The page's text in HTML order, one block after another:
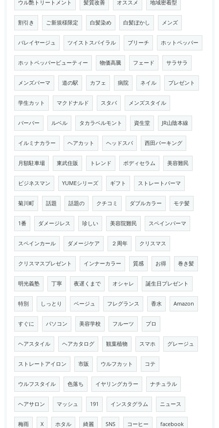
ウル艶トリートメント 髪質改善 オススメ 地域密着型
割引き ご新規様限定 白髪染め 白髪ぼかし メンズ
バレイヤージュ ツイストスパイラル ブリーチ ホットペッパー
ホットペッパービューティー 物価高騰 フェード サラサラ
メンズパーマ 道の駅 カフェ 病院 ネイル プレゼント
学生カット マクドナルド スタバ メンズスタイル
バーバー ルベル タカラベルモント 資生堂 JR山陰本線
イルミナカラー ヘアカット ヘッドスパ 西田パーキング
月額駐車場 東武住販 トレンド ボディセラム 美容難民
ビジネスマン YUMEシリーズ ギフト ストレートパーマ
菊川町 話題 話題の クチコミ ダブルカラー モテ髪
1番 ダメージレス 珍しい 美容院難民 スペインパーマ
スペインカール ダメージケア ２周年 クリスマス
クリスマスプレゼント インナーカラー 質感 お得 巻き髪
明光義塾 丁寧 夜遅くまで オシャレ 誕生日プレゼント
特別 しっとり ベージュ フレグランス 香水 Amazon
すぐに パソコン 美容学校 フルーツ プロ
ヘアスタイル ヘアカタログ 観葉植物 スマホ グレージュ
ストレートアイロン 市販 ウルフカット コテ
ウルフスタイル 色落ち イヤリングカラー ナチュラル
ヘアサロン マッシュ 191 インスタグラム ニュース
梅雨 X ホタル 綺麗 SNS コーヒー facebook